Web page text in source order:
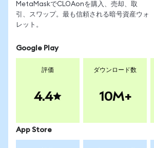
MetaMaskでCLOAonを購入、売却、取
引、スワップ。最も信頼される暗号資産ウォ
レット。
Google Play
評価
4.4
ダウンロード数
10M+
App Store